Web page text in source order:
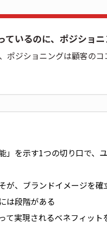
ているのに、ポジショ
ポジショニングは顧客の
を示す1つの切り口で、
、ブランドイメージを確
は段階がある
実現されるベネフィット